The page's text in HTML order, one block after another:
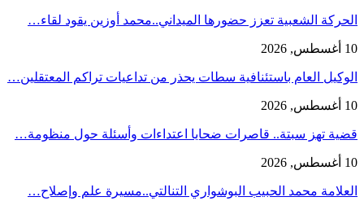
الحركة الشعبية تعزز حضورها الميداني..محمد أوزين يقود لقاء…
10 أغسطس, 2026
الوكيل العام باستئنافية سطات يحذر من تداعيات تراكم المعتقلين…
10 أغسطس, 2026
قضية تهز سبتة.. قاصرات ضحايا اعتداءات وأسئلة حول منظومة…
10 أغسطس, 2026
العلامة محمد الحبيب البوشواري التنالتي..مسيرة علم وإصلاح…